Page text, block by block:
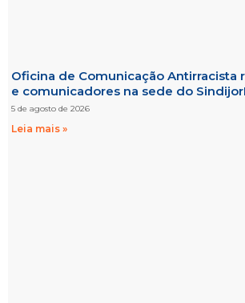
Oficina de Comunicação Antirracista
e comunicadores na sede do
5 de agosto de 2026
Leia mais »